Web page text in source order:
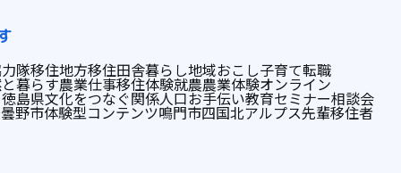
隊移住地方移住田舎暮らし地域おこし子育て転職
暮らす農業仕事移住体験就農農業体験オンライン
徳島県文化をつなぐ関係人口お手伝い教育セミナー相談会
野市体験型コンテンツ鳴門市四国北アルプス先輩移住者